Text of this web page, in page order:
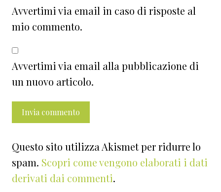
Avvertimi via email in caso di risposte al
mio commento.
Avvertimi via email alla pubblicazione di
un nuovo articolo.
Questo sito utilizza Akismet per ridurre lo
spam. Scopri come vengono elaborati i dati
derivati dai commenti.